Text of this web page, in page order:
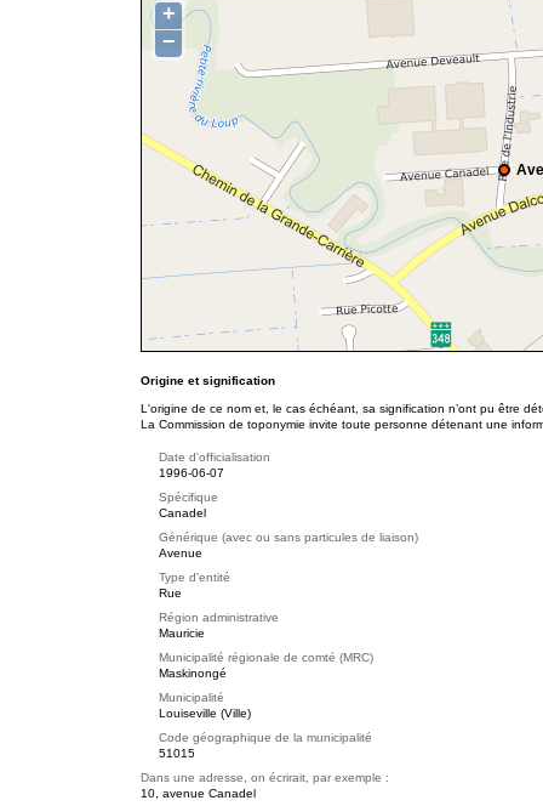
+
−
Origine et signification
L'origine de ce nom et, le cas échéant, sa signification n’ont pu être
La Commission de toponymie invite toute personne détenant une
Date d'officialisation
1996-06-07
Spécifique
Canadel
Générique (avec ou sans particules de liaison)
Avenue
Type d'entité
Rue
Région administrative
Mauricie
Municipalité régionale de comté (MRC)
Maskinongé
Municipalité
Louiseville (Ville)
Code géographique de la municipalité
51015
Dans une adresse, on écrirait, par exemple :
10, avenue Canadel